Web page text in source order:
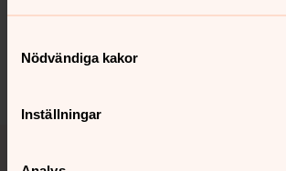
Nödvändiga kakor
Inställningar
sotenas.pastorat@svenskakyrkan.se